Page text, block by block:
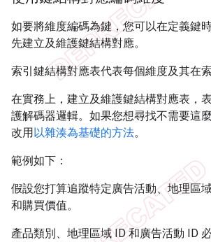
如要將維度編碼為鍵，您可以在定義鍵
先建立及維護鍵結構對應。
索引鍵結構對應表代表每個維度及其在
在實務上，建立及維護鍵結構對應表，
護解碼器邏輯。如果您想尋找不需要這
改用以雜湊為基礎的方法。
範例如下：
假設您打算追蹤特定廣告活動、地理區
和購買價值。
產品類別、地理區域 ID 和廣告活動 ID